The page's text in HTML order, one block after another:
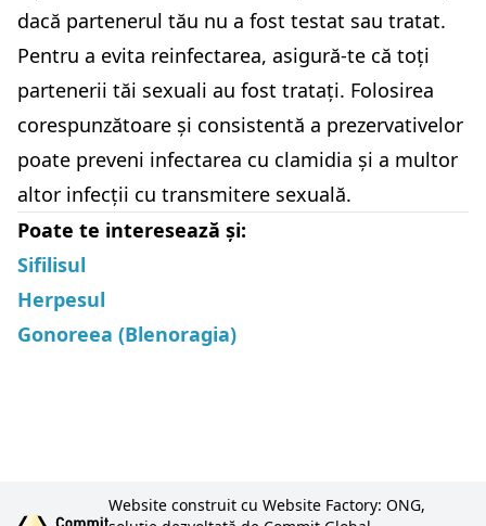
dacă partenerul tău nu a fost testat sau tratat.
Pentru a evita reinfectarea, asigură-te că toți
partenerii tăi sexuali au fost tratați. Folosirea
corespunzătoare și consistentă a prezervativelor
poate preveni infectarea cu clamidia și a multor
altor infecții cu transmitere sexuală.
Poate te interesează și:
Sifilisul
Herpesul
Gonoreea (Blenoragia)
Website construit cu Website Factory: ONG,